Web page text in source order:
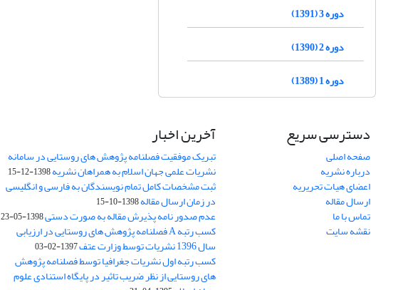
دوره 3 (1391)
دوره 2 (1390)
دوره 1 (1389)
دسترسی سریع
صفحه اصلی
درباره نشریه
اعضای هیات تحریریه
ارسال مقاله
تماس با ما
نقشه سایت
آخرین اخبار
تبریک موفقیت فصلنامه پژوهش های روستایی در سامانه
نشریات علمی جهان اسلام به همراهان نشریه1398-12-15
ثبت مشخصات کامل تمام نویسندگان به فارسی و انگلیسی
در زمان ارسال مقاله1398-10-15
عدم صدور نامه پذیرش مقاله به صورت دستی1398-05-23
کسب رتبه A فصلنامه پژوهش های روستایی در ارزیابی
سال 1396 نشریات توسط وزارت عتف 1397-02-03
کسب رتبه اول نشریات جغرافیا توسط فصلنامه پژوهش
های روستایی از نظر ضریب تاثیر در پایگاه استنادی علوم